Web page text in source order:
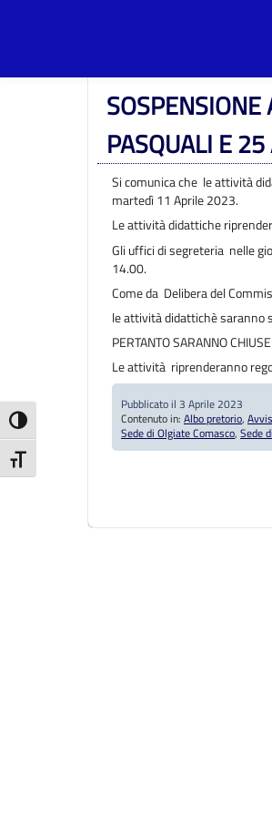
Attiva/disattiva alto contrasto
Attiva/disattiva dimensione testo
SOSPENSIONE
PASQUALI E
Si comunica che le attività
martedì 11 Aprile 2023.
Le attività didattiche
Gli uffici di segreteria nelle
14.00.
Come da Delibera del
le attività didattichè saranno
PERTANTO SARANNO
Le attività riprenderanno
Pubblicato il 3 Aprile 2023
Contenuto in: Albo pretorio,
Sede di Olgiate Comasco, Sede